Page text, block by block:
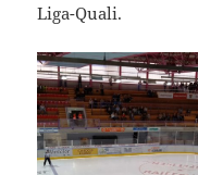
Liga-Quali.